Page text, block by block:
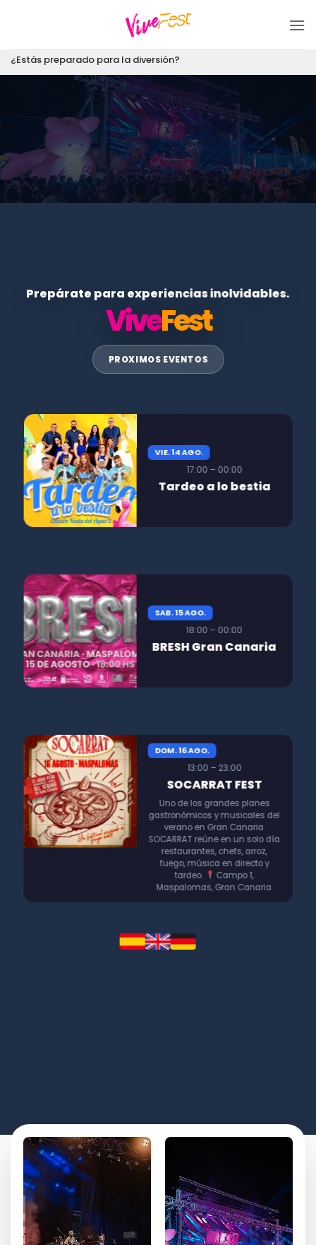
¿Estás preparado para la diversión?
Prepárate para experiencias inolvidables.
ViveFest
PROXIMOS EVENTOS
VIE. 14 AGO.
17:00 – 00:00
Tardeo a lo bestia
SAB. 15 AGO.
18:00 – 00:00
BRESH Gran Canaria
DOM. 16 AGO.
13:00 – 23:00
SOCARRAT FEST
Uno de los grandes planes
gastronómicos y musicales del
verano en Gran Canaria.
SOCARRAT reúne en un solo día
restaurantes, chefs, arroz,
fuego, música en directo y
tardeo.
Campo 1,
Maspalomas, Gran Canaria.